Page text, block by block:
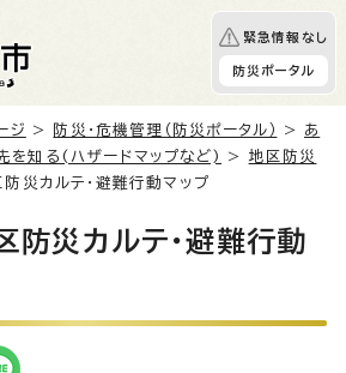
緊急情報なし
防災ポータル
ジ > 防災・危機管理（防災ポータル） > あ
を知る(ハザードマップなど)
> 地区防災
災カルテ・避難行動マップ
防災カルテ・避難行動